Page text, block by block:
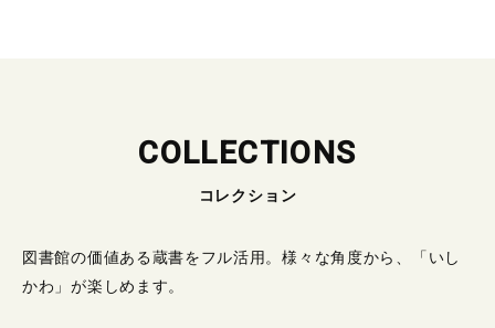
COLLECTIONS
コレクション
図書館の価値ある蔵書をフル活用。様々な角度から、「いし
かわ」が楽しめます。